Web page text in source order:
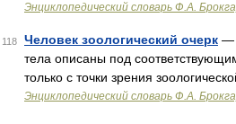
Энциклопедический словарь Ф.А.
118 Человек зоологический очерк —
тела описаны под
только с точки зрения
Энциклопедический словарь Ф.А.